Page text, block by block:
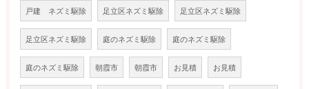
戸建 ネズミ駆除 足立区ネズミ駆除 足立区ネズミ駆除
足立区ネズミ駆除 庭のネズミ駆除 庭のネズミ駆除
庭のネズミ駆除 朝霞市 朝霞市 お見積 お見積